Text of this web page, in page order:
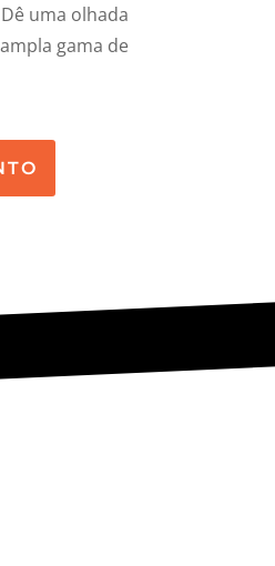
Dê uma olhada
gama de